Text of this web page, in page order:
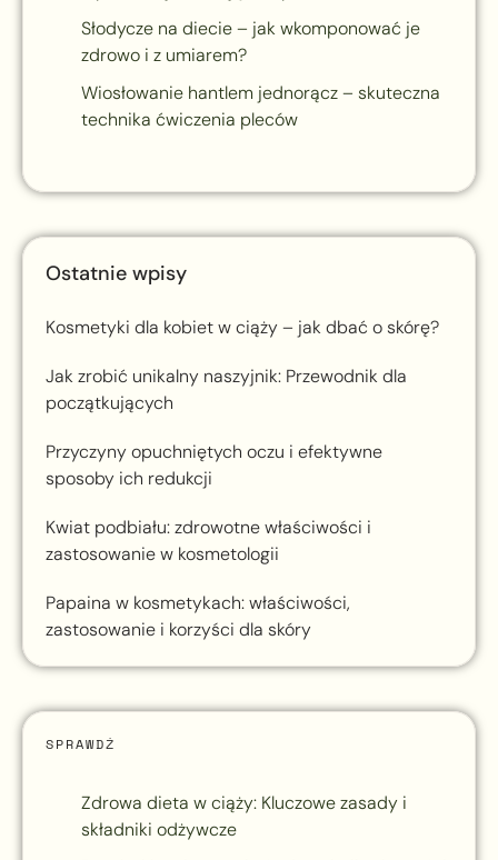
Słodycze na diecie – jak wkomponować je
zdrowo i z umiarem?
Wiosłowanie hantlem jednorącz – skuteczna
technika ćwiczenia pleców
Ostatnie wpisy
Kosmetyki dla kobiet w ciąży – jak dbać o skórę?
Jak zrobić unikalny naszyjnik: Przewodnik dla
początkujących
Przyczyny opuchniętych oczu i efektywne
sposoby ich redukcji
Kwiat podbiału: zdrowotne właściwości i
zastosowanie w kosmetologii
Papaina w kosmetykach: właściwości,
zastosowanie i korzyści dla skóry
SPRAWDŹ
Zdrowa dieta w ciąży: Kluczowe zasady i
składniki odżywcze